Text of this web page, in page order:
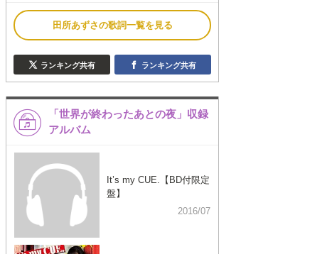
田所あずさの歌詞一覧を見る
ランキング共有 ランキング共有
「世界が終わったあとの夜」収録
アルバム
It’s my CUE.【BD付限定
盤】
2016/07